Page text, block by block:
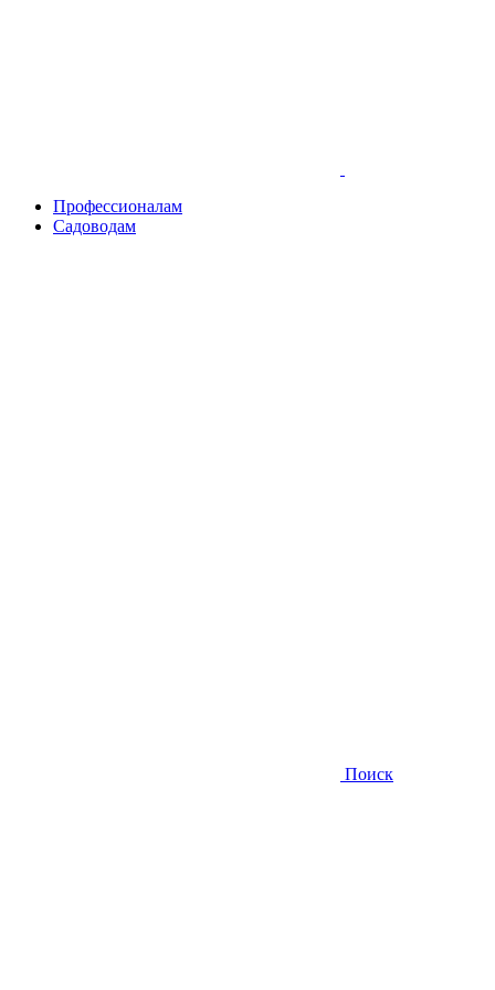
Профессионалам
Садоводам
Поиск